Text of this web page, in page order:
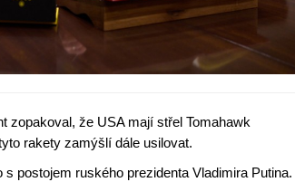
zopakoval, že USA mají střel Tomahawk
rakety zamýšlí dále usilovat.
postojem ruského prezidenta Vladimira Putina.